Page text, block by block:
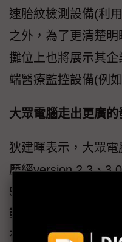
速胎紋檢測設備(利
之外，為了更清楚明
攤位上也將展示其
端醫療監控設備(例
大眾電腦走出更廣的
狄建暉表示，大眾電
歷經version 2.3、
5.1.1，完整經歷所
動化上，完全由自家
在開發上或者生產測